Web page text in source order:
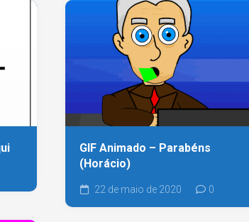
GIF Animado – Parabéns
(Horácio)
22 de maio de 2020 0